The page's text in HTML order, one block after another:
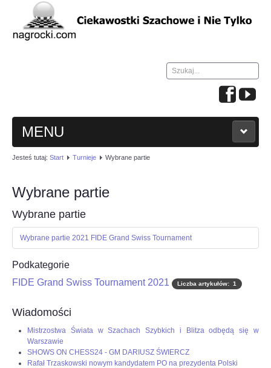
Szukaj...
MENU
HOME
WIADOMOŚCI
NAUKA GRY W SZACHY
TURNIEJE
POLITYKA
FILMIKI
Jesteś tutaj: Start Turnieje Wybrane partie
Wybrane partie
Wybrane partie
Wybrane partie 2021 FIDE Grand Swiss Tournament
Podkategorie
FIDE Grand Swiss Tournament 2021
Liczba artykułów: 1
Wiadomości
Mistrzostwa Świata w Szachach Szybkich i Blitza odbędą się w
Warszawie
SHOWS ON CHESS24 - GM DARIUSZ ŚWIERCZ
Rafał Trzaskowski nowym kandydatem PO na prezydenta Polski